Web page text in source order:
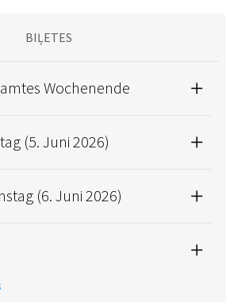
BIĻETES
Wochenende
(5. Juni 2026)
(6. Juni 2026)